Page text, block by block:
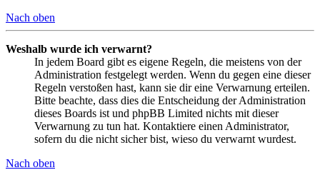
Nach oben
Weshalb wurde ich verwarnt?
In jedem Board gibt es eigene Regeln, die meistens von der
Administration festgelegt werden. Wenn du gegen eine dieser
Regeln verstoßen hast, kann sie dir eine Verwarnung erteilen.
Bitte beachte, dass dies die Entscheidung der Administration
dieses Boards ist und phpBB Limited nichts mit dieser
Verwarnung zu tun hat. Kontaktiere einen Administrator,
sofern du die nicht sicher bist, wieso du verwarnt wurdest.
Nach oben